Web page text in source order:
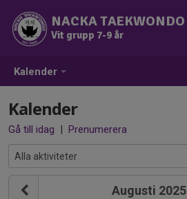
Kalender
NACKA TAEKWONDO
Vit grupp 7-9 år
Kalender
Gå till idag | Prenumerera
Augusti 2025